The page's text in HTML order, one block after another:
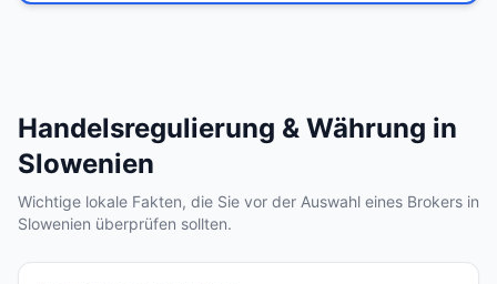
Handelsregulierung & Währung in
Slowenien
Wichtige lokale Fakten, die Sie vor der Auswahl eines Brokers in
Slowenien überprüfen sollten.